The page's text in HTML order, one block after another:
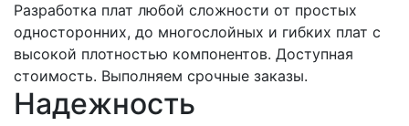
Разработка плат любой сложности от простых
односторонних, до многослойных и гибких плат с
высокой плотностью компонентов. Доступная
стоимость. Выполняем срочные заказы.
Надежность